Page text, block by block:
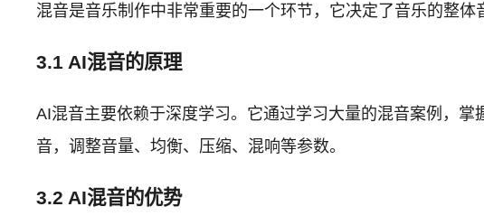
混音是音乐制作中非常重要的一个环节，它决定了音乐的整
3.1 AI混音的原理
AI混音主要依赖于深度学习。它通过学习大量的混音案例，
音，调整音量、均衡、压缩、混响等参数。
3.2 AI混音的优势